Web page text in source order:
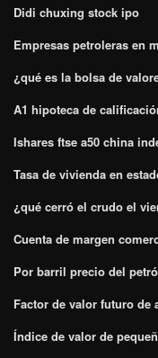
Didi chuxing stock ipo
Empresas petroleras en
¿qué es la bolsa de
A1 hipoteca de
Ishares ftse a50 china
Tasa de vivienda en
¿qué cerró el crudo el
Cuenta de margen
Por barril precio del
Factor de valor futuro de
Índice de valor de